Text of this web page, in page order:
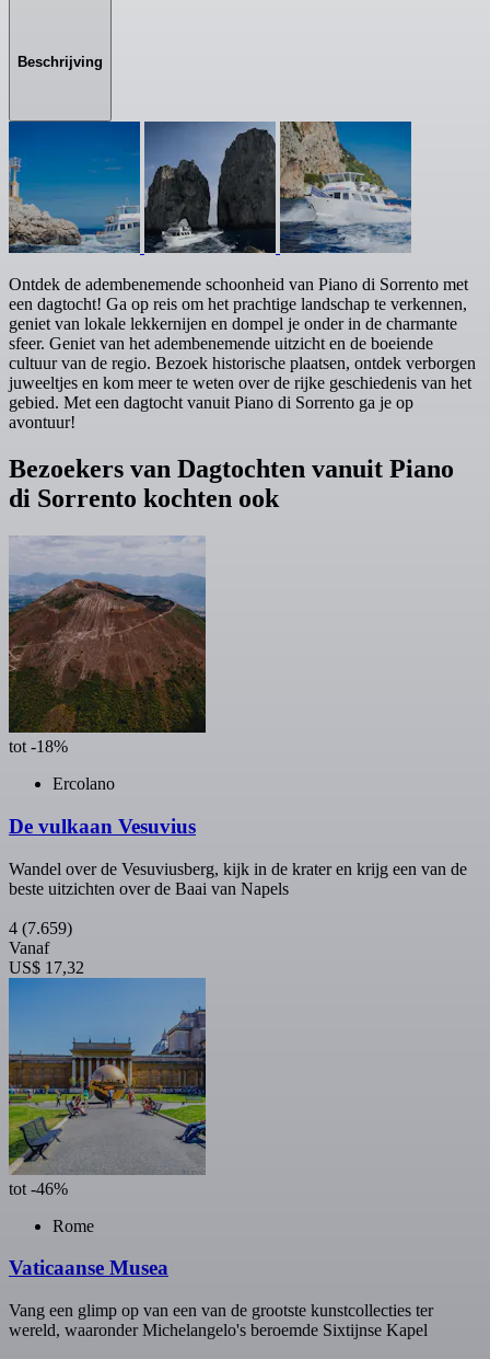
Beschrijving
Ontdek de adembenemende schoonheid van Piano di Sorrento met
een dagtocht! Ga op reis om het prachtige landschap te verkennen,
geniet van lokale lekkernijen en dompel je onder in de charmante
sfeer. Geniet van het adembenemende uitzicht en de boeiende
cultuur van de regio. Bezoek historische plaatsen, ontdek verborgen
juweeltjes en kom meer te weten over de rijke geschiedenis van het
gebied. Met een dagtocht vanuit Piano di Sorrento ga je op
avontuur!
Bezoekers van Dagtochten vanuit Piano
di Sorrento kochten ook
tot -18%
Ercolano
De vulkaan Vesuvius
Wandel over de Vesuviusberg, kijk in de krater en krijg een van de
beste uitzichten over de Baai van Napels
4 (7.659)
Vanaf
US$ 17,32
tot -46%
Rome
Vaticaanse Musea
Vang een glimp op van een van de grootste kunstcollecties ter
wereld, waaronder Michelangelo's beroemde Sixtijnse Kapel